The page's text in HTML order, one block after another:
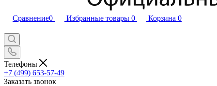
Сравнение0 Избранные товары 0 Корзина 0
Телефоны
+7 (499) 653-57-49
Заказать звонок